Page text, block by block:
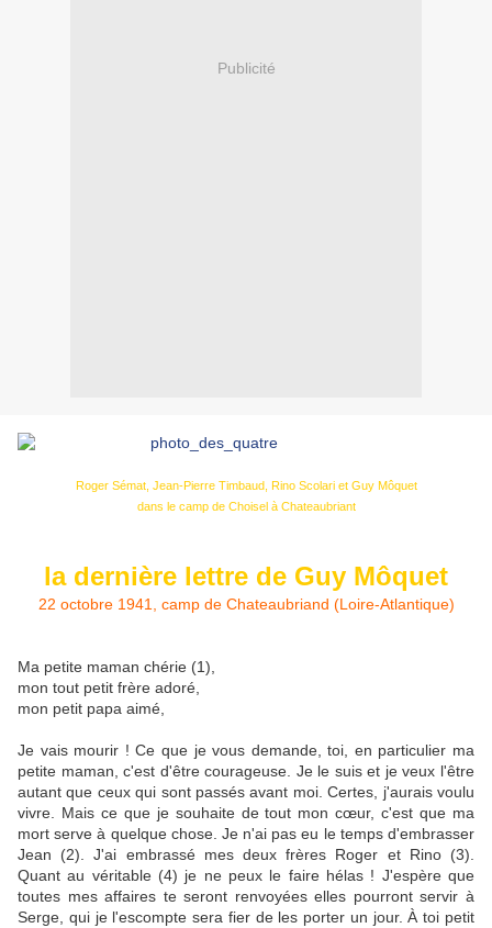
Publicité
Roger Sémat, Jean-Pierre Timbaud, Rino Scolari et Guy Môquet
dans le camp de Choisel à Chateaubriant
la dernière lettre de Guy Môquet
22 octobre 1941, camp de Chateaubriand (Loire-Atlantique)
Ma petite maman chérie (1),
mon tout petit frère adoré,
mon petit papa aimé,
Je vais mourir ! Ce que je vous demande, toi, en particulier ma
petite maman, c'est d'être courageuse. Je le suis et je veux l'être
autant que ceux qui sont passés avant moi. Certes, j'aurais voulu
vivre. Mais ce que je souhaite de tout mon cœur, c'est que ma
mort serve à quelque chose. Je n'ai pas eu le temps d'embrasser
Jean (2). J'ai embrassé mes deux frères Roger et Rino (3).
Quant au véritable (4) je ne peux le faire hélas ! J'espère que
toutes mes affaires te seront renvoyées elles pourront servir à
Serge, qui je l'escompte sera fier de les porter un jour. À toi petit